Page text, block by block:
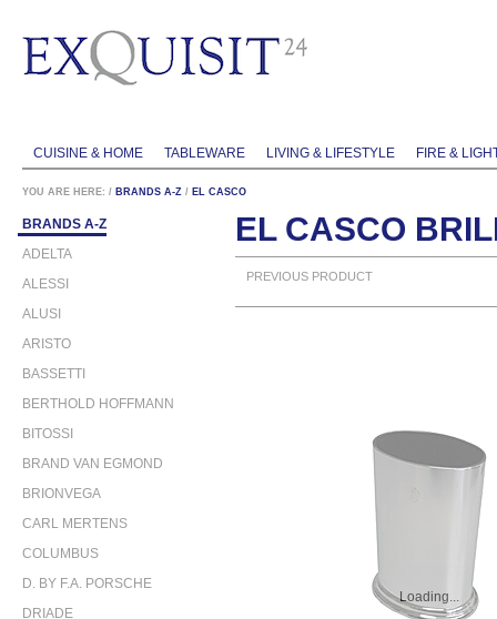
CUISINE & HOME TABLEWARE LIVING & LIFESTYLE FIRE &
YOU ARE HERE: / BRANDS A-Z / EL CASCO
BRANDS A-Z
ADELTA
ALESSI
ALUSI
ARISTO
BASSETTI
BERTHOLD HOFFMANN
BITOSSI
BRAND VAN EGMOND
BRIONVEGA
CARL MERTENS
COLUMBUS
D. BY F.A. PORSCHE
DRIADE
EL CASCO
PREVIOUS PRODUCT
Loading...